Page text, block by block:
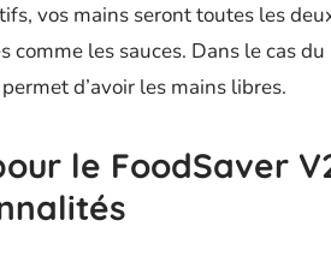
vos mains seront toutes les
comme les sauces. Dans le cas
d’avoir les mains libres.
le FoodSaver